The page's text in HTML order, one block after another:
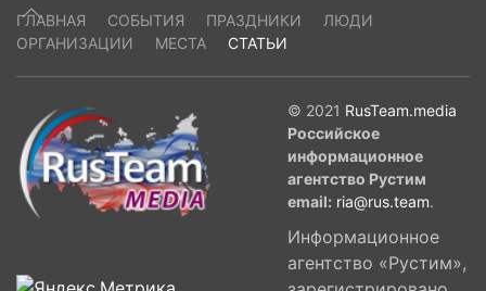
ГЛАВНАЯ СОБЫТИЯ ПРАЗДНИКИ
ЛЮДИ
ОРГАНИЗАЦИИ
МЕСТА СТАТЬИ
© 2021 RusTeam.media
Российское
информационное
агентство Рустим
email: ria@rus.team.
Информационное
агентство «Рустим»,